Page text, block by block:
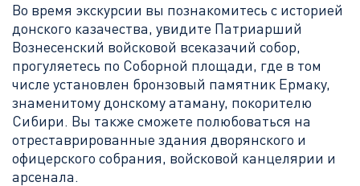
Во время экскурсии вы познакомитесь с историей
донского казачества, увидите Патриарший
Вознесенский войсковой всеказачий собор,
прогуляетесь по Соборной площади, где в том
числе установлен бронзовый памятник Ермаку,
знаменитому донскому атаману, покорителю
Сибири. Вы также сможете полюбоваться на
отреставрированные здания дворянского и
офицерского собрания, войсковой канцелярии и
арсенала.